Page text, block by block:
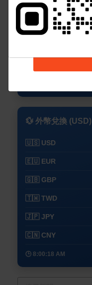
今天
☀️
17°
星期二
🌥️
18°
💱 外幣兌換 (USD)
🇺🇸 USD
🇪🇺 EUR
🇬🇧 GBP
🇹🇼 TWD
🇯🇵 JPY
🇨🇳 CNY
🕒 8:00:18 AM